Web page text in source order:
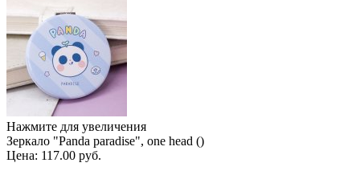
Нажмите для увеличения
Зеркало "Panda paradise", one head ()
Цена: 117.00 руб.